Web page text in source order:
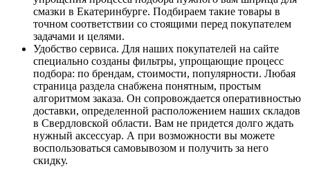
смазки в Екатеринбурге. Подбираем такие товары в
точном соответствии со стоящими перед покупателем
задачами и целями.
Удобство сервиса. Для наших покупателей на сайте
специально созданы фильтры, упрощающие процесс
подбора: по брендам, стоимости, популярности. Любая
страница раздела снабжена понятным, простым
алгоритмом заказа. Он сопровождается оперативностью
доставки, определенной расположением наших складов
в Свердловской области. Вам не придется долго ждать
нужный аксессуар. А при возможности вы можете
воспользоваться самовывозом и получить за него
скидку.